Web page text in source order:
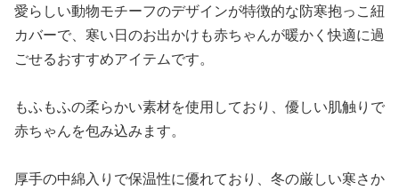
愛らしい動物モチーフのデザインが特徴的な防寒抱っこ紐
カバーで、寒い日のお出かけも赤ちゃんが暖かく快適に過
ごせるおすすめアイテムです。
もふもふの柔らかい素材を使用しており、優しい肌触りで
赤ちゃんを包み込みます。
厚手の中綿入りで保温性に優れており、冬の厳しい寒さか